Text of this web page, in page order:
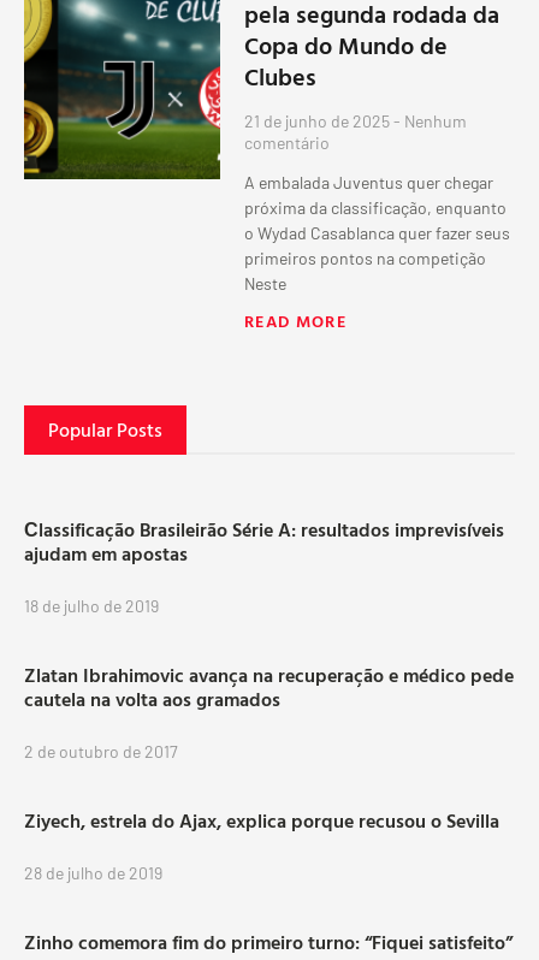
pela segunda rodada da
Copa do Mundo de
Clubes
21 de junho de 2025 Nenhum
comentário
A embalada Juventus quer chegar
próxima da classificação, enquanto
o Wydad Casablanca quer fazer seus
primeiros pontos na competição
Neste
READ MORE
Popular Posts
Сlassificação Brasileirão Série A: resultados imprevisíveis
ajudam em apostas
18 de julho de 2019
Zlatan Ibrahimovic avança na recuperação e médico pede
cautela na volta aos gramados
2 de outubro de 2017
Ziyech, estrela do Ajax, explica porque recusou o Sevilla
28 de julho de 2019
Zinho comemora fim do primeiro turno: “Fiquei satisfeito”